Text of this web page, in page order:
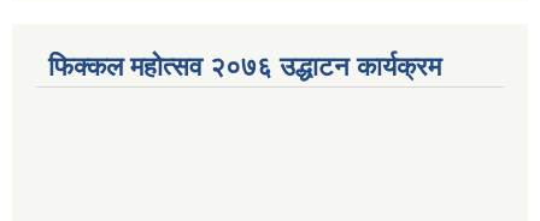
फिक्कल महोत्सव २०७६ उद्धाटन कार्यक्रम